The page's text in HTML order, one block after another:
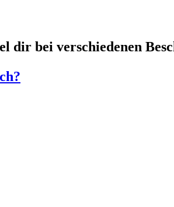
dir bei verschiedenen